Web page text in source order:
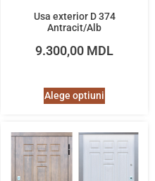
Usa exterior D 374
Antracit/Alb
9.300,00 MDL
Alege optiuni